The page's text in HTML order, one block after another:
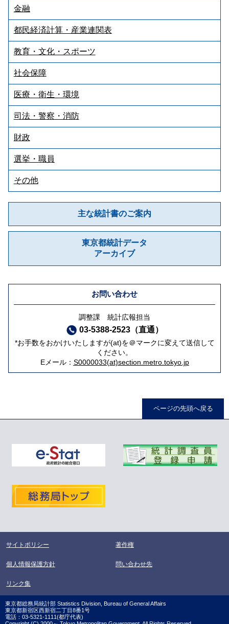
金融
都民経済計算・産業連関表
教育・文化・スポーツ
社会保障
医療・衛生・環境
司法・警察・消防
財政
選挙・職員
その他
主な統計書のご案内
東京都統計データ
アーカイブ
お問い合わせ
調整課 統計広報担当
03-5388-2523（直通）
*お手数をおかけいたしますが(at)を＠マークに変えて送信して
ください。
Eメール： S0000033(at)section.metro.tokyo.jp
ページの先頭へ戻る
サイトポリシー 著作権
個人情報保護方針 問い合わせ先
リンク集
東京都総務局統計部 Statistics Division, Bureau of General Affairs
東京都新宿区西新宿二丁目8番1号
電話：03-5321-1111(都庁代表)